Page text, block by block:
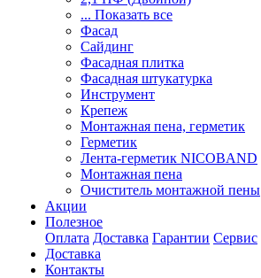
... Показать все
Фасад
Сайдинг
Фасадная плитка
Фасадная штукатурка
Инструмент
Крепеж
Монтажная пена, герметик
Герметик
Лента-герметик NICOBAND
Монтажная пена
Очиститель монтажной пены
Акции
Полезное
Оплата Доставка Гарантии Сервис
Доставка
Контакты